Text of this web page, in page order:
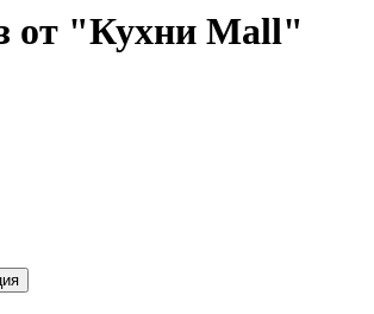
от "Кухни Mall"